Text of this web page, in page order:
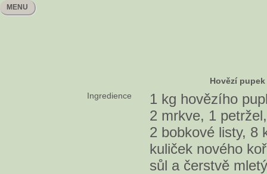
MENU
Hovězí
Ingredience
1 kg hovězího
2 mrkve, 1
2 bobkové listy, 8
kuliček nového
sůl a čerstvě